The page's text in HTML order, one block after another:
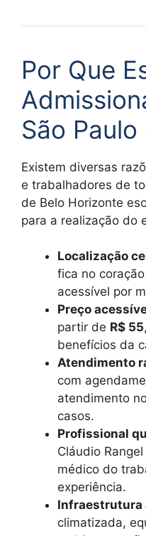
Por Que
São
Existem diversas
e trabalhadores de
de Belo Horizonte
para a realização do
Localização
fica no
acessível por
Preço
partir de R$ 55
benefícios da
Atendimento
com
atendimento
casos.
Profissional
Cláudio
médico do
experiência.
Infraestrutura
climatizada,